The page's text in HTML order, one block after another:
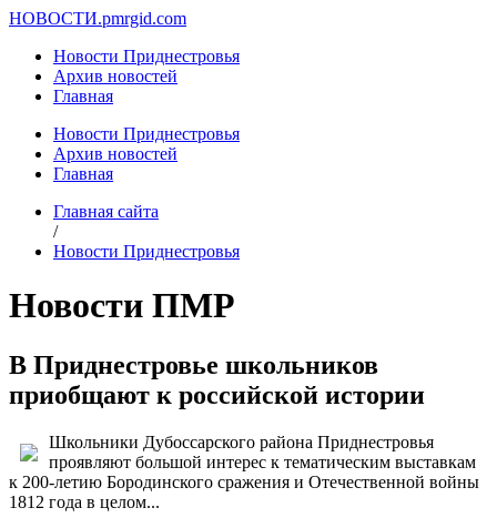
НОВОСТИ.pmrgid.com
Новости Приднестровья
Архив новостей
Главная
Новости Приднестровья
Архив новостей
Главная
Главная сайта
/
Новости Приднестровья
Новости ПМР
В Приднестровье школьников
приобщают к российской истории
Школьники Дубоссарского района Приднестровья
проявляют большой интерес к тематическим выставкам
к 200-летию Бородинского сражения и Отечественной войны
1812 года в целом...